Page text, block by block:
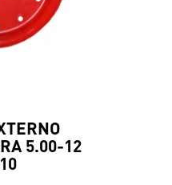
5.00-12